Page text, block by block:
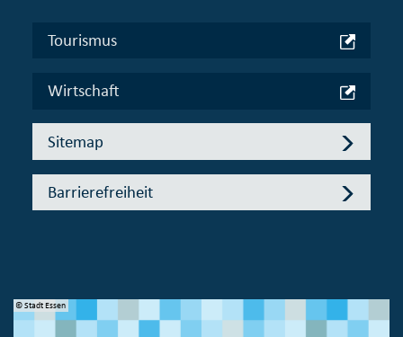
Tourismus
Wirtschaft
Sitemap
Barrierefreiheit
© Stadt Essen